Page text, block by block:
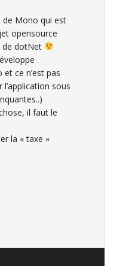
de Mono qui est
opensource
de dotNet
ce n’est pas
sous
il faut le
la « taxe »